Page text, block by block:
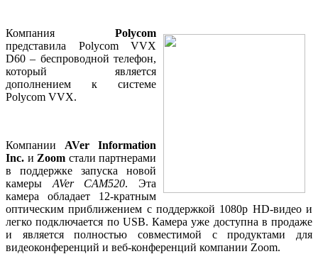
Компания Polycom
представила Polycom VVX
D60 – беспроводной телефон,
который является
дополнением к системе
Polycom VVX.
Компании AVer Information
Inc. и Zoom стали партнерами
в поддержке запуска новой
камеры AVer CAM520. Эта
камера обладает 12-кратным
оптическим приближением с поддержкой 1080p HD-видео и
легко подключается по USB. Камера уже доступна в продаже
и является полностью совместимой с продуктами для
видеоконференций и веб-конференций компании Zoom.